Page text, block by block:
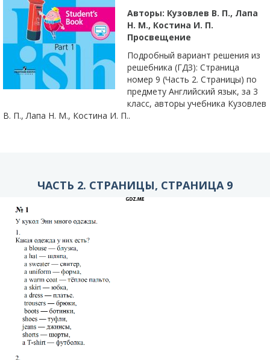
Авторы: Кузовлев В. П., Лапа
Н. М., Костина И. П.
Просвещение
Подробный вариант решения из
решебника (ГДЗ): Страница
номер 9 (Часть 2. Страницы) по
предмету Английский язык, за 3
класс, авторы учебника Кузовлев
В. П., Лапа Н. М., Костина И. П..
ЧАСТЬ 2. СТРАНИЦЫ, СТРАНИЦА 9